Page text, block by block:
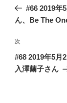
ナ
ゲ
ー
シ
の
投
#66 2019年
ん、Be The
次
の
投
次
#68 2019年5月
入澤繭子さん